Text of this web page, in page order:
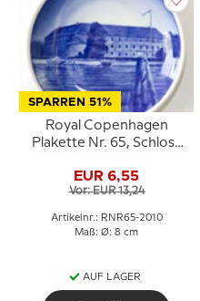
SPARREN 51%
Royal Copenhagen
Plakette Nr. 65, Schloss
EUR 6,55
Vor: EUR 13,24
Artikelnr.: RNR65-2010
Maß: Ø: 8 cm
AUF LAGER